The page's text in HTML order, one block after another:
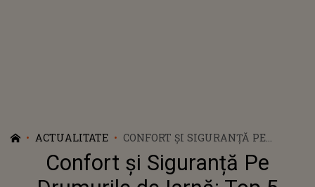
ACTUALITATE
CONFORT ȘI SIGURANȚĂ PE
DRUMURILE DE IARNĂ: TOP 5
DOTĂRI PENTRU AUTOTURISMUL
TĂU
Confort și Siguranță Pe